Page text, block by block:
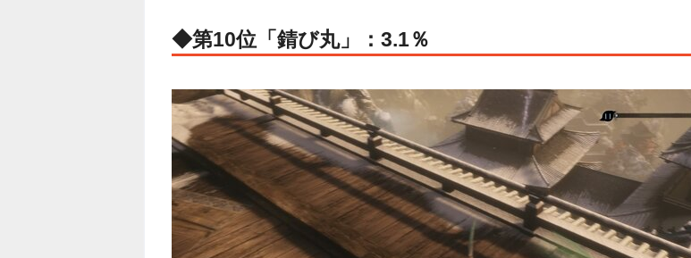
◆第10位「錆び丸」：3.1％